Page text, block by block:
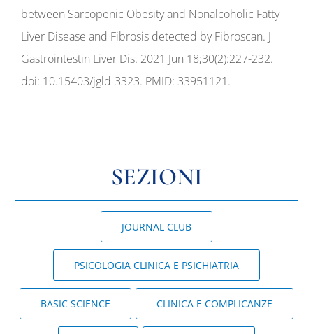
between Sarcopenic Obesity and Nonalcoholic Fatty
Liver Disease and Fibrosis detected by Fibroscan. J
Gastrointestin Liver Dis. 2021 Jun 18;30(2):227-232.
doi: 10.15403/jgld-3323. PMID: 33951121.
SEZIONI
JOURNAL CLUB
PSICOLOGIA CLINICA E PSICHIATRIA
BASIC SCIENCE CLINICA E COMPLICANZE